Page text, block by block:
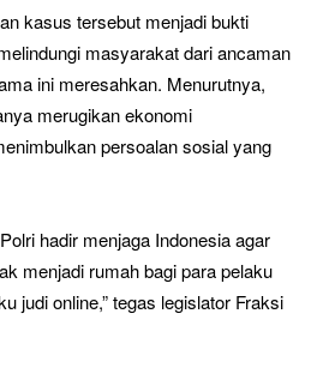
kasus tersebut menjadi bukti
masyarakat dari ancaman
ini meresahkan. Menurutnya,
merugikan ekonomi
persoalan sosial yang
hadir menjaga Indonesia agar
menjadi rumah bagi para pelaku
judi online,” tegas legislator Fraksi